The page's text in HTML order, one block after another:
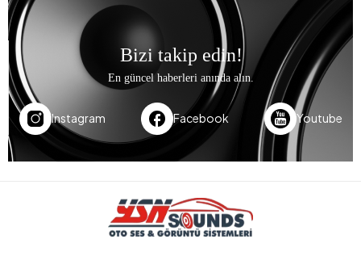
Bizi takip edin!
En güncel haberleri anında alın.
Instagram Facebook Youtube